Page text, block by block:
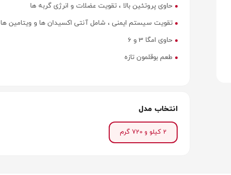
حاوی پروتئین بالا ، تقویت عضلات و انرژی گربه ها
تقویت سیستم ایمنی ، شامل آنتی اکسیدان ها و ویتامین ها
حاوی امگا 3 و 6
طعم بوقلمون تازه
انتخاب مدل
2 کیلو و 720 گرم